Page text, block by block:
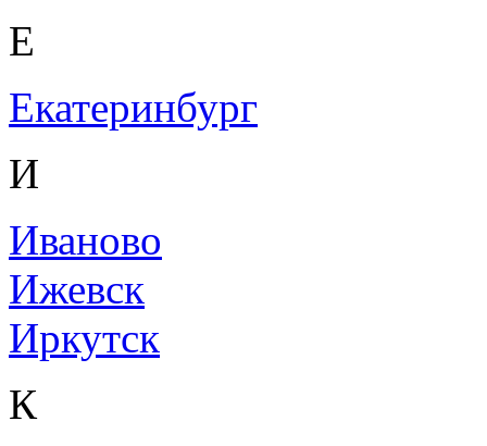
Е
Екатеринбург
И
Иваново
Ижевск
Иркутск
К